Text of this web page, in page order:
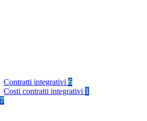
Contratti integrativi 6
Costi contratti integrativi 1
7